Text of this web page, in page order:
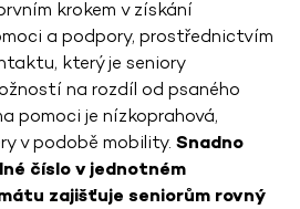
krokem v získání
a podpory, prostřednictvím
který je seniory
na rozdíl od psaného
pomoci je nízkoprahová,
v podobě mobility. Snadno
číslo v jednotném
zajišťuje seniorům rovný